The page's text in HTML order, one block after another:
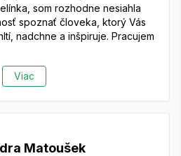
som rozhodne nesiahla
spoznať človeka, ktorý Vás
nadchne a inšpiruje. Pracujem
Viac
Matoušek